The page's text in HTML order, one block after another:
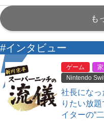
も
#インタビュー
ゲーム
Nintendo
社長にな
りたい放
イターの“